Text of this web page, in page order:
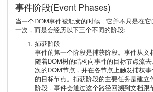
事件阶段(Event Phases)
当一个DOM事件被触发的时候，它并不只是在
一次，而是会经历以下三个不同的阶段:
捕获阶段
事件的第一个阶段是捕获阶段。事件从文
随着DOM树的结构向事件的目标节点流
次的DOM节点，并在各节点上触发捕获
的目标节点。捕获阶段的主要任务是建立
阶段，事件会通过这个路径回溯到文档跟